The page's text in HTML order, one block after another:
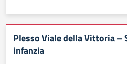
Plesso Viale della Vittoria –
infanzia